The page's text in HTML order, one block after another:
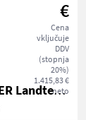
€
Cena
vključuje
DDV
(stopnja
20%)
1.415,83 €
neto
HOCHRATHER Landtechnik GmbH